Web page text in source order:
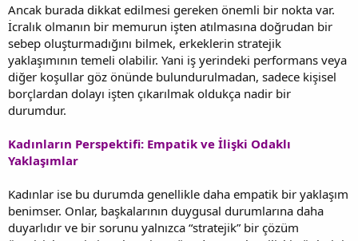
Ancak burada dikkat edilmesi gereken önemli bir nokta var.
İcralık olmanın bir memurun işten atılmasına doğrudan bir
sebep oluşturmadığını bilmek, erkeklerin stratejik
yaklaşımının temeli olabilir. Yani iş yerindeki performans veya
diğer koşullar göz önünde bulundurulmadan, sadece kişisel
borçlardan dolayı işten çıkarılmak oldukça nadir bir
durumdur.
Kadınların Perspektifi: Empatik ve İlişki Odaklı
Yaklaşımlar
Kadınlar ise bu durumda genellikle daha empatik bir yaklaşım
benimser. Onlar, başkalarının duygusal durumlarına daha
duyarlıdır ve bir sorunu yalnızca “stratejik” bir çözüm